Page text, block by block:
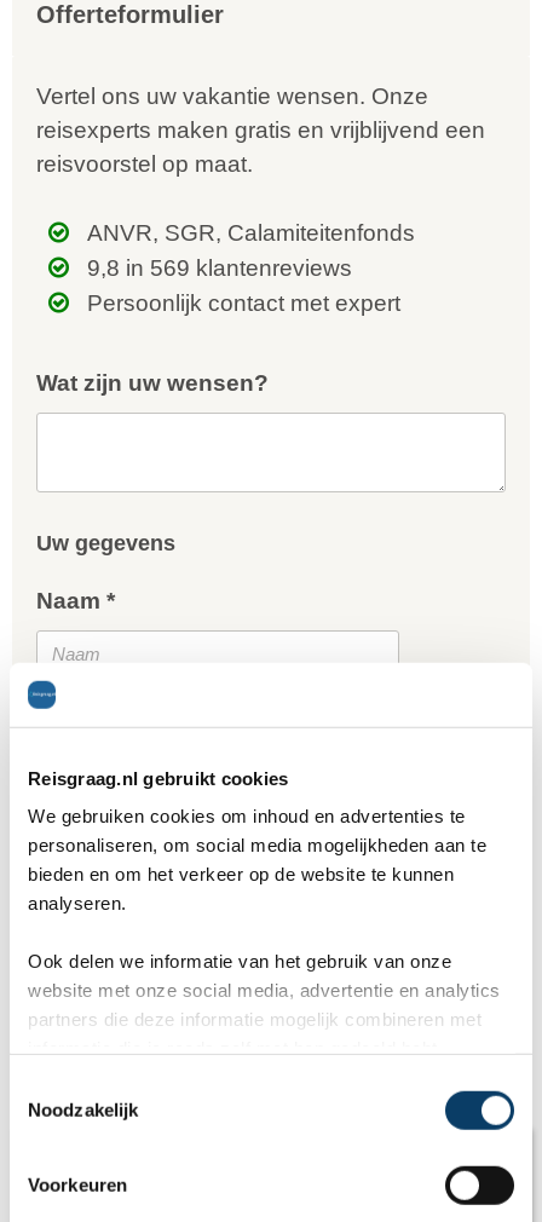
Reisgraag.nl gebruikt cookies
We gebruiken cookies om inhoud en advertenties te
personaliseren, om social media mogelijkheden aan te
bieden en om het verkeer op de website te kunnen
analyseren.
Ook delen we informatie van het gebruik van onze
website met onze social media, advertentie en analytics
partners die deze informatie mogelijk combineren met
Noodzakelijk
Voorkeuren
Offerteformulier
Vertel ons uw vakantie wensen. Onze
reisexperts maken gratis en vrijblijvend een
reisvoorstel op maat.
ANVR, SGR, Calamiteitenfonds
9,8 in 569 klantenreviews
Persoonlijk contact met expert
Wat zijn uw wensen?
Uw gegevens
Naam *
Telefoon *
Gratis reisvoorstel
* = verplicht.Privacy beleidis van toepassing